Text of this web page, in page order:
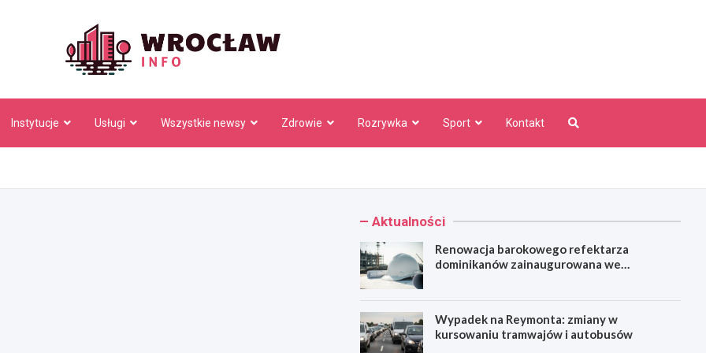
Instytucje Usługi Wszystkie newsy Zdrowie Rozrywka Sport Kontakt
Aktualności
Renowacja barokowego refektarza
dominikanów zainaugurowana we
Wypadek na Reymonta: zmiany w
kursowaniu tramwajów i autobusów